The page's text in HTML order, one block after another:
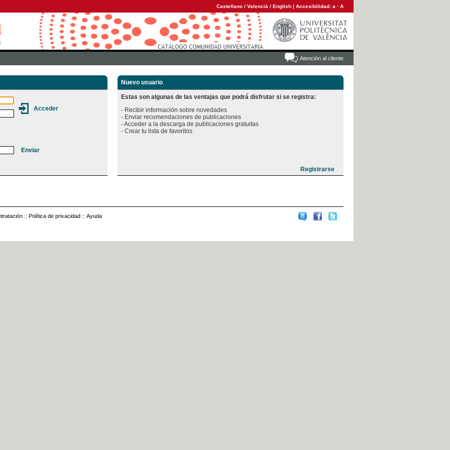
Castellano / Valencià / English | Accesibilidad: a · A
Atención al cliente
Nuevo usuario
Estas son algunas de las ventajas que podrá disfrutar si se registra:
- Recibir información sobre novedades
- Enviar recomendaciones de publicaciones
- Acceder a la descarga de publicaciones gratuitas
:: Política de privacidad :: Ayuda